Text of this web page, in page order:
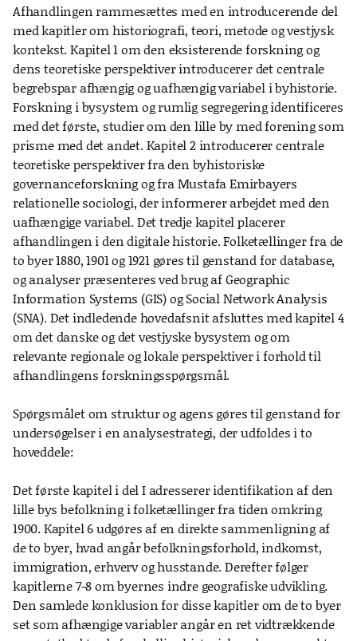
Afhandlingen rammesættes med en introducerende del
med kapitler om historiografi, teori, metode og vestjysk
kontekst. Kapitel 1 om den eksisterende forskning og
dens teoretiske perspektiver introducerer det centrale
begrebspar afhængig og uafhængig variabel i byhistorie.
Forskning i bysystem og rumlig segregering identificeres
med det første, studier om den lille by med forening som
prisme med det andet. Kapitel 2 introducerer centrale
teoretiske perspektiver fra den byhistoriske
governanceforskning og fra Mustafa Emirbayers
relationelle sociologi, der informerer arbejdet med den
uafhængige variabel. Det tredje kapitel placerer
afhandlingen i den digitale historie. Folketællinger fra de
to byer 1880, 1901 og 1921 gøres til genstand for database,
og analyser præsenteres ved brug af Geographic
Information Systems (GIS) og Social Network Analysis
(SNA). Det indledende hovedafsnit afsluttes med kapitel 4
om det danske og det vestjyske bysystem og om
relevante regionale og lokale perspektiver i forhold til
afhandlingens forskningsspørgsmål.
Spørgsmålet om struktur og agens gøres til genstand for
undersøgelser i en analysestrategi, der udfoldes i to
hoveddele:
Det første kapitel i del I adresserer identifikation af den
lille bys befolkning i folketællinger fra tiden omkring
1900. Kapitel 6 udgøres af en direkte sammenligning af
de to byer, hvad angår befolkningsforhold, indkomst,
immigration, erhverv og husstande. Derefter følger
kapitlerne 7-8 om byernes indre geografiske udvikling.
Den samlede konklusion for disse kapitler om de to byer
set som afhængige variabler angår en ret vidtrækkende